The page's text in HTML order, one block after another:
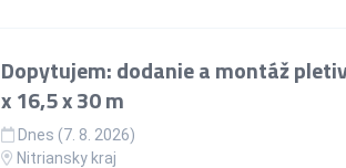
Dopytujem: dodanie a montáž
x 16,5 x 30 m
Dnes (7. 8. 2026)
Nitriansky kraj